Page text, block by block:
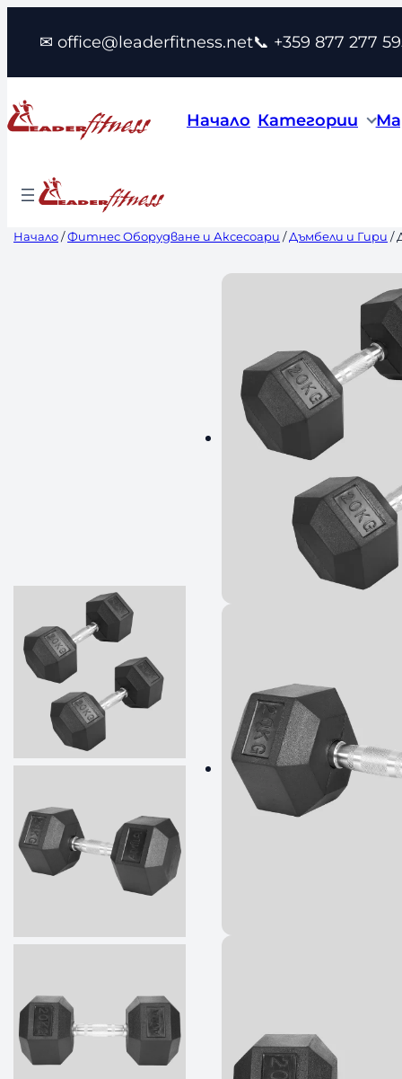
съдържанието
✉ office@leaderfitness.net📞 +359 877 277
Начало Категории
Начало/Фитнес Оборудване и Аксесоари /Дъмбели и Гири /